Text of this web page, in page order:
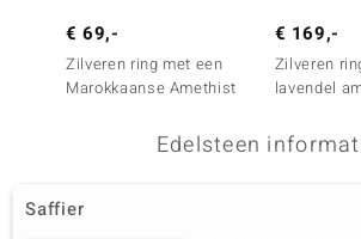
€ 69,-
Zilveren ring met een
Marokkaanse Amethist
€ 169,-
Zilveren
lavendel
Edelsteen
Saffier